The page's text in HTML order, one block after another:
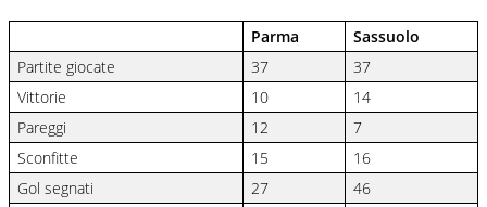
Parma
Sassuolo
Partite giocate
37
37
Vittorie
10
14
Pareggi
12
7
Sconfitte
15
16
Gol segnati
27
46